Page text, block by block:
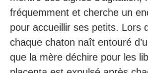
fréquemment et cherche un
pour accueillir ses petits. Lors
chaque chaton naît entouré
que la mère déchire pour les